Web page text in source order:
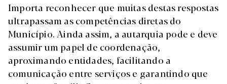
Importa reconhecer que muitas destas respostas
ultrapassam as competências diretas do
Município. Ainda assim, a autarquia pode e deve
assumir um papel de coordenação,
aproximando entidades, facilitando a
comunicação entre serviços e garantindo que